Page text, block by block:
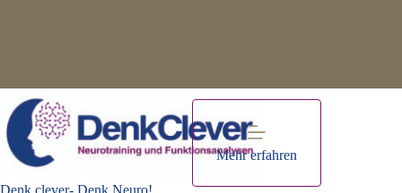
Denk clever- Denk Neuro!
Mehr erfahren
KategorieNeuigkeiten